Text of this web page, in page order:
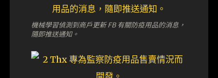
機械學習偵測到商戶更新 FB 有關防疫用品的消息，
隨即推送通知。